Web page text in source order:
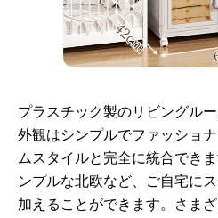
プラスチック製のリビングル
外観はシンプルでファッショ
ムスタイルと完全に統合でき
ンプルな北欧など、ご自宅に
加えることができます。さま